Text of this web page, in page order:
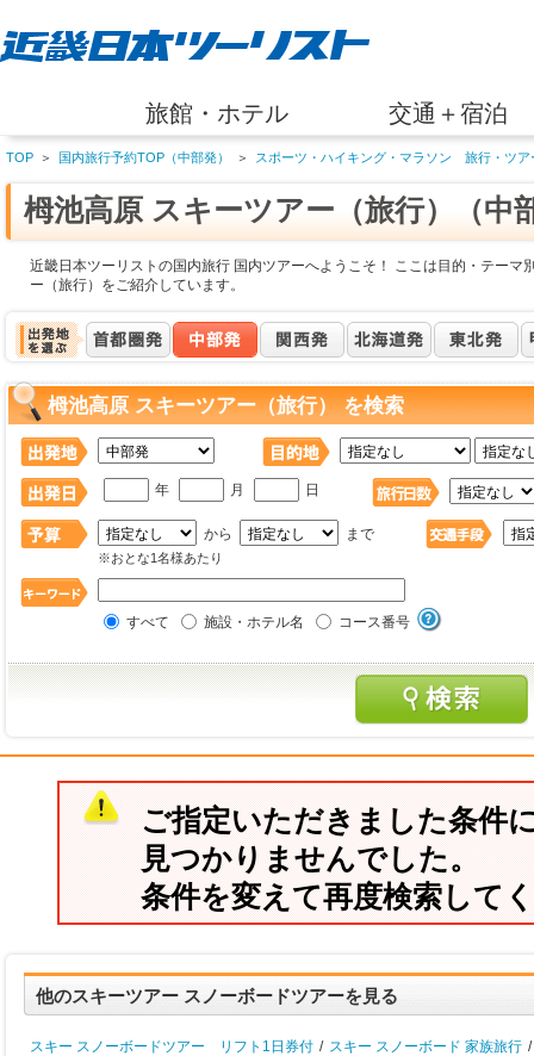
旅館・ホテル 交通＋宿泊
TOP ＞ 国内旅行予約TOP（中部発） ＞ スポーツ・ハイキング・マラソン 旅行・ツア
栂池高原 スキーツアー（旅行）（中
近畿日本ツーリストの国内旅行 国内ツアーへようこそ！ ここは目的・テーマ
ー（旅行）をご紹介しています。
栂池高原 スキーツアー（旅行） を検索
年 月 日
から まで
※おとな1名様あたり
すべて 施設・ホテル名 コース番号
ご指定いただきました条件
見つかりませんでした。
条件を変えて再度検索して
他のスキーツアー スノーボードツアーを見る
スキー スノーボードツアー リフト1日券付 / スキー スノーボード 家族旅行 /